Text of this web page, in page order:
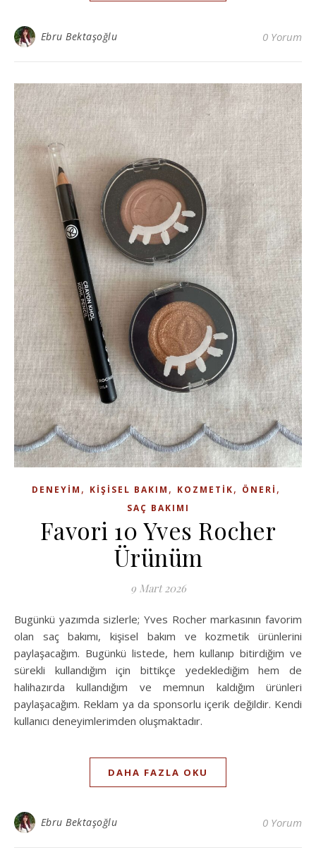
Ebru Bektaşoğlu 0 Yorum
DENEYIM , KIŞISEL BAKIM , KOZMETIK, ÖNERI ,
SAÇ BAKIMI
Favori 10 Yves Rocher
Ürünüm
9 Mart 2026
Bugünkü yazımda sizlerle; Yves Rocher markasının favorim
olan saç bakımı, kişisel bakım ve kozmetik ürünlerini
paylaşacağım. Bugünkü listede, hem kullanıp bitirdiğim ve
sürekli kullandığım için bittikçe yedeklediğim hem de
halihazırda kullandığım ve memnun kaldığım ürünleri
paylaşacağım. Reklam ya da sponsorlu içerik değildir. Kendi
kullanıcı deneyimlerimden oluşmaktadır.
DAHA FAZLA OKU
Ebru Bektaşoğlu 0 Yorum